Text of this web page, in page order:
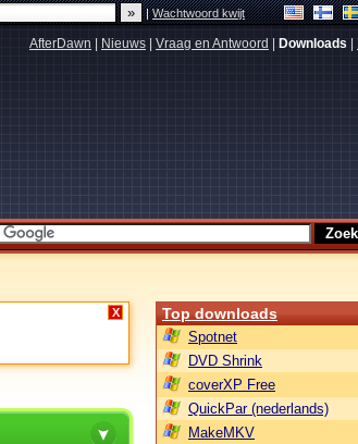
|Wachtwoord kwijt
AfterDawn Nieuws Vraag en Antwoord Downloads
X Top downloads
Spotnet
DVD Shrink
coverXP Free
QuickPar (nederlands)
MakeMKV